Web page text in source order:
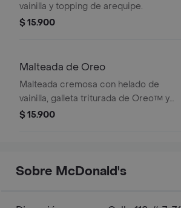
vainilla y topping de arequipe.
$ 15.900
Malteada de Oreo
Malteada cremosa con helado de
vainilla, galleta triturada de Oreo™ y
topping de chocolate.
$ 15.900
Sobre McDonald's